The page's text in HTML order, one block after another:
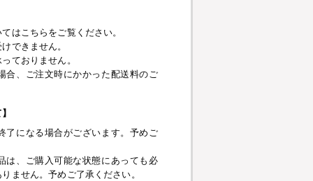
はこちらをご覧ください。
できません。
ておりません。
合、ご注文時にかかった配送料のご
了になる場合がございます。予めご
は、ご購入可能な状態にあっても必
ません。予めご了承ください。